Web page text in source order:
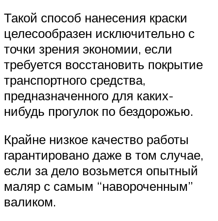
Такой способ нанесения краски
целесообразен исключительно с
точки зрения экономии, если
требуется восстановить покрытие
транспортного средства,
предназначенного для каких-
нибудь прогулок по бездорожью.
Крайне низкое качество работы
гарантировано даже в том случае,
если за дело возьмется опытный
маляр с самым “навороченным”
валиком.